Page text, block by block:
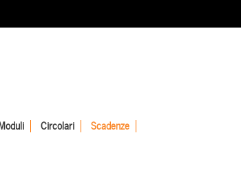
Circolari Scadenze